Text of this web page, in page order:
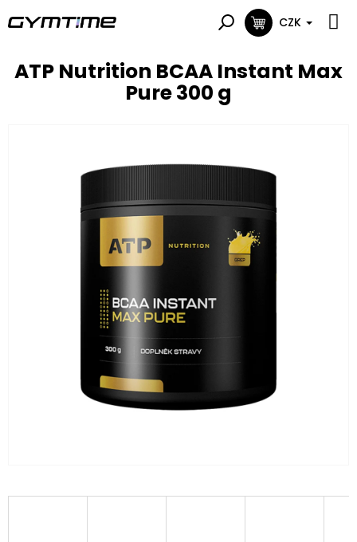
na
NÁKUPNÍ
CZK
ATP Nutrition BCAA Instant Max
Pure 300 g